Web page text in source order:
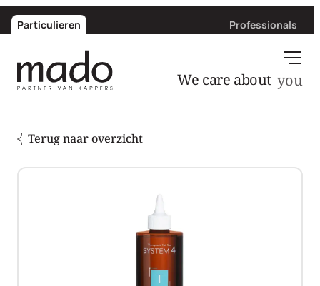
Particulieren Professionals
We care about
Terug naar overzicht